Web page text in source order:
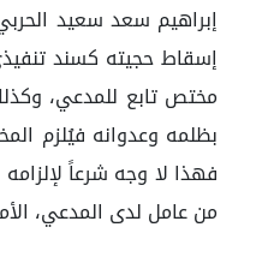
إبراهيم سعد سعيد
إسقاط حجيته كسند
مختص تابع للمدعي،
بظلمه وعدوانه فيُلزم
من عامل لدى المدعي،